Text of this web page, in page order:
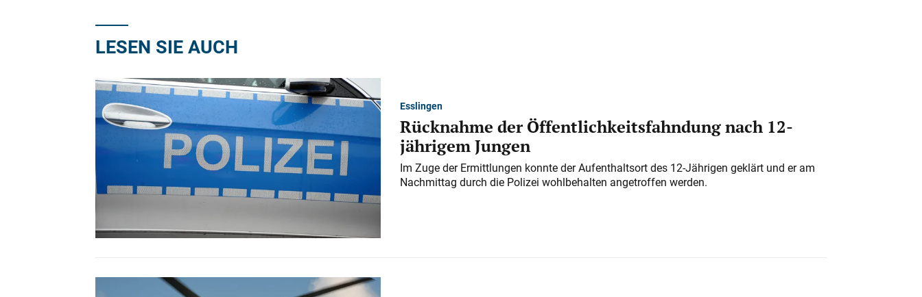
LESEN SIE AUCH
Esslingen
Rücknahme der Öffentlichkeitsfahndung nach 12-
jährigem Jungen
Im Zuge der Ermittlungen konnte der Aufenthaltsort des 12-Jährigen geklärt und er am
Nachmittag durch die Polizei wohlbehalten angetroffen werden.